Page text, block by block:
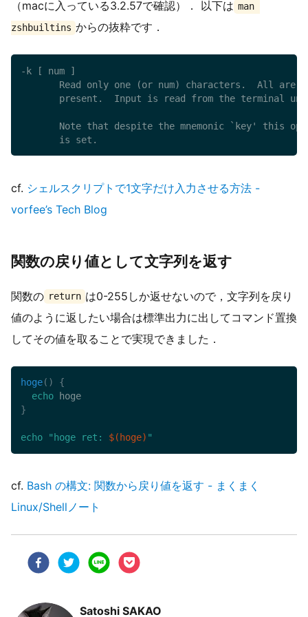
（macに入っている3.2.57で確認）． 以下は man
zshbuiltins からの抜粋です．
-k [ num ]
Read only one (or num) characters.  All are
present.  Input is read from the terminal
Note that despite the mnemonic `key' this
       is set.
cf. シェルスクリプトで1文字だけ入力させる方法 -
vorfee’s Tech Blog
関数の戻り値として文字列を返す
関数の return は0-255しか返せないので，文字列を戻り
値のように返したい場合は標準出力に出してコマンド置換
してその値を取ることで実現できました．
hoge( )
{
echo
hoge
}
echo "hoge ret: $( hoge) "
cf. Bash の構文: 関数から戻り値を返す - まくまく
Linux/Shellノート
Satoshi SAKAO